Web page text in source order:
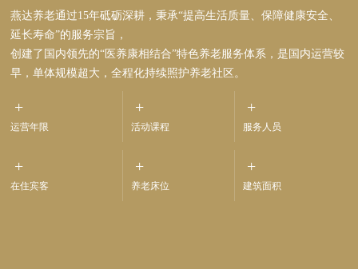
燕达养老通过15年砥砺深耕，秉承“提高生活质量、保障健康安全、
延长寿命”的服务宗旨，
创建了国内领先的“医养康相结合”特色养老服务体系，是国内运营较
早，单体规模超大，全程化持续照护养老社区。
+
运营年限
+
活动课程
+
服务人员
+
在住宾客
+
养老床位
+
建筑面积